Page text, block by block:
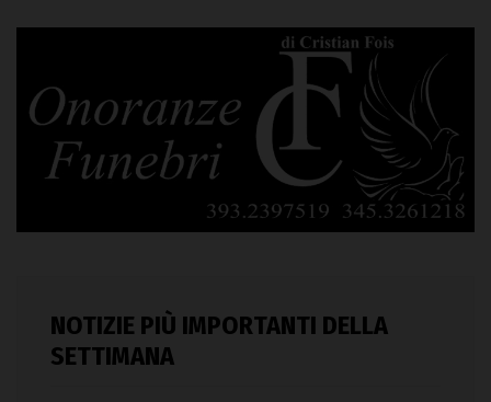
NOTIZIE PIÙ IMPORTANTI DELLA
SETTIMANA